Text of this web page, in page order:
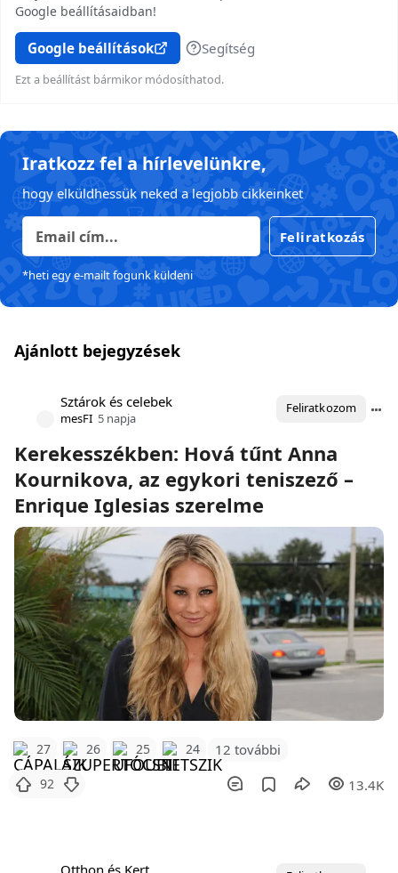
Google beállításaidban!
Google beállítások Segítség
Ezt a beállítást bármikor módosíthatod.
Iratkozz fel a hírlevelünkre,
hogy elküldhessük neked a legjobb cikkeinket
Feliratkozás
*heti egy e-mailt fogunk küldeni
Ajánlott bejegyzések
Sztárok és celebek
mesFI 5 napja
Feliratkozom
Kerekesszékben: Hová tűnt Anna
Kournikova, az egykori teniszező –
Enrique Iglesias szerelme
27 26 25 24 12 további
92 13.4K